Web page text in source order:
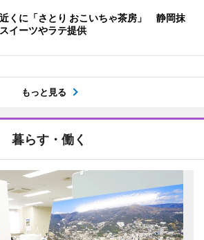
くに「さとり おこいちゃ茶房」 静岡抹
イーツやラテ提供
もっと見る
暮らす・働く